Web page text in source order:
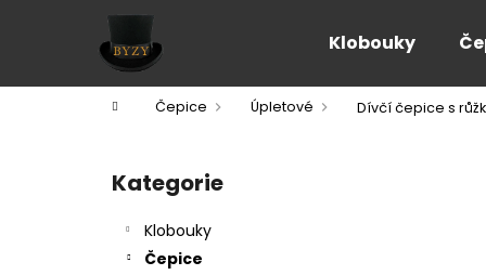
Klobouky
Domů
Čepice Úpletové Dívčí čepice s
Přeskočit
kategorie
Kategorie
Klobouky
Čepice
í
Zpět
do
Zpět
do